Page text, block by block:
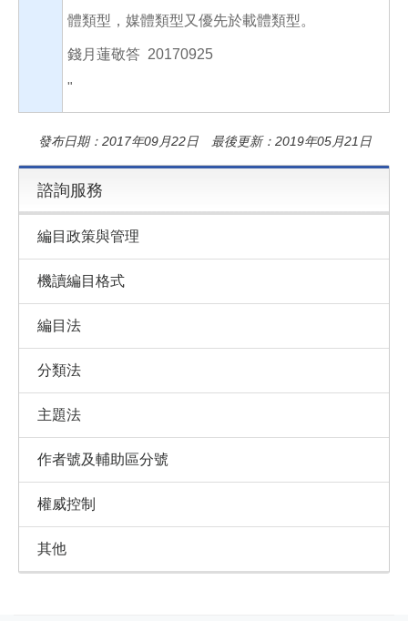
體類型，媒體類型又優先於載體類型。
錢月蓮敬答 20170925
"
發布日期：2017年09月22日 最後更新：2019年05月21日
諮詢服務
編目政策與管理
機讀編目格式
編目法
分類法
主題法
作者號及輔助區分號
權威控制
其他